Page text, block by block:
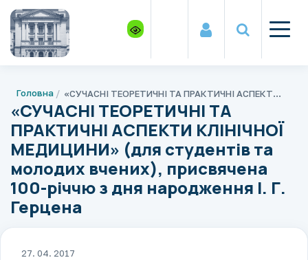
Головна «СУЧАСНІ ТЕОРЕТИЧНІ ТА ПРАКТИЧНІ АСПЕКТИ КЛІНІЧНОЇ МЕДИЦИНИ» (для студентів та молодих вчених), присвячена 100-річчю з дня народження I. Г. Герцена
«СУЧАСНІ ТЕОРЕТИЧНІ ТА
ПРАКТИЧНІ АСПЕКТИ КЛІНІЧНОЇ
МЕДИЦИНИ» (для студентів та
молодих вчених), присвячена
100-річчю з дня народження I. Г.
Герцена
27. 04. 2017